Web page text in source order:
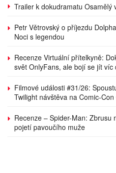
Trailer k dokudramatu Osamělý
Petr Větrovský o příjezdu
Noci s legendou
Recenze Virtuální přítelkyně:
svět OnlyFans, ale bojí se jít víc
Filmové události #31/26:
Twilight návštěva na Comic-
Recenze – Spider-Man:
pojetí pavoučího muže